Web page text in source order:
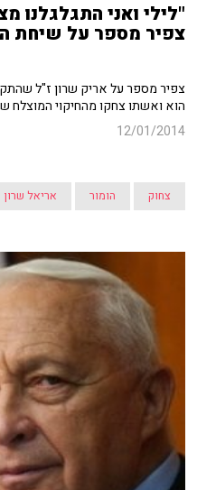
"לילי ואני התגלגלנו
צפיר מספר על שיחת
צפיר מספר על אריק שרון ז"ל
הוא ואשתו צחקו מהחיקוי המוצלח
12/01/2014
צחוק הומור אריאל שרון